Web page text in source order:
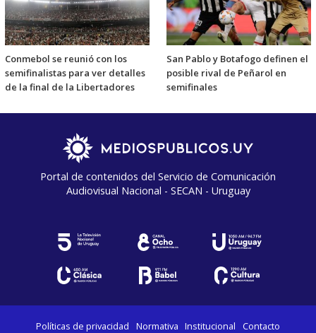
Conmebol se reunió con los
semifinalistas para ver detalles
de la final de la Libertadores
San Pablo y Botafogo definen el
posible rival de Peñarol en
semifinales
Portal de contenidos del Servicio de Comunicación
Audiovisual Nacional - SECAN - Uruguay
Políticas de privacidad Normativa Institucional Contacto